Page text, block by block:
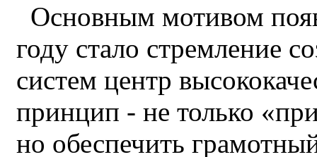
Основным мотивом
году стало стремление
систем центр
принцип - не только
но обеспечить